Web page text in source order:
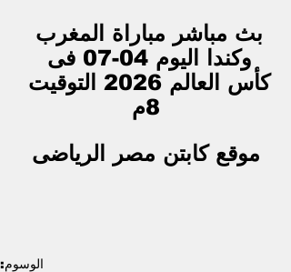
بث مباشر مباراة المغرب
وكندا اليوم 04-07 فى
كأس العالم 2026 التوقيت
8م
موقع كابتن مصر الرياضى
الوسوم: